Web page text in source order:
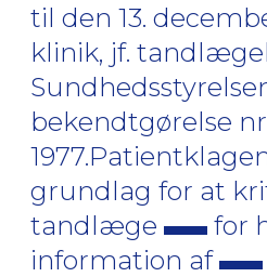
til den 13.
klinik, jf.
bekendtgørelse
grundlag for at
tandlæge
for
information af